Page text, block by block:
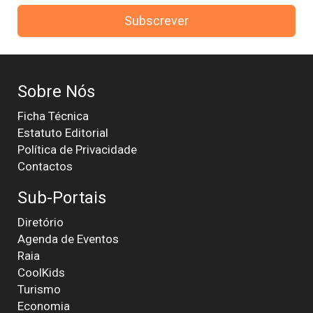
Subscrever
Sobre Nós
Ficha Técnica
Estatuto Editorial
Política de Privacidade
Contactos
Sub-Portais
Diretório
Agenda de Eventos
Raia
CoolKids
Turismo
Economia